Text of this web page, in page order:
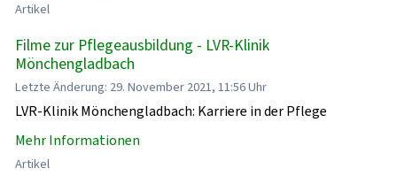
Artikel
Filme zur Pflegeausbildung - LVR-Klinik
Mönchengladbach
Letzte Änderung: 29. November 2021, 11:56 Uhr
LVR-Klinik Mönchengladbach: Karriere in der Pflege
Mehr Informationen
Artikel